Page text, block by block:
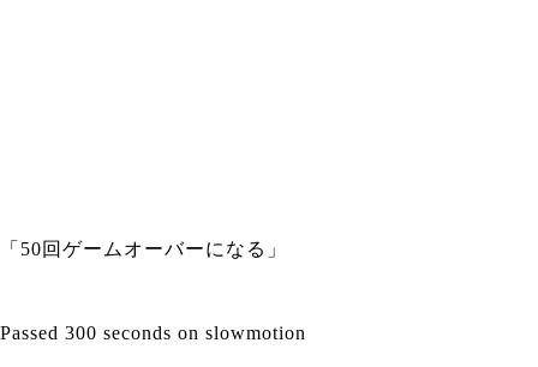
「50回ゲームオーバーになる」
Passed 300 seconds on slowmotion